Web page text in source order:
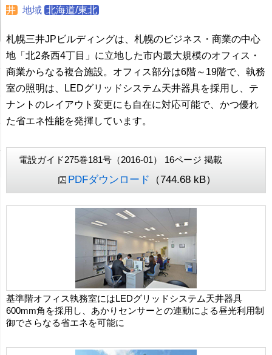
井
地域 北海道/東北
札幌三井JPビルディングは、札幌のビジネス・商業の中心
地「北2条西4丁目」に立地した市内最大規模のオフィス・
商業からなる複合施設。オフィス部分は6階～19階で、執務
室の照明は、LEDグリッドシステム天井器具を採用し、テ
ナントのレイアウト変更にも自在に対応可能で、かつ優れ
た省エネ性能を発揮しています。
電設ガイド275巻181号（2016-01） 16ページ 掲載
PDFダウンロード （744.68 kB）
基準階オフィス執務室にはLEDグリッドシステム天井器具
600mm角を採用し、あかりセンサーとの連動による昼光利用制
御でさらなる省エネを可能に